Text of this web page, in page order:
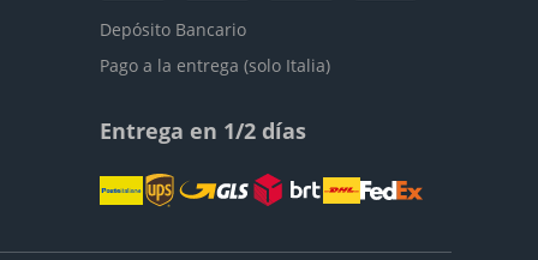
Depósito Bancario
Pago a la entrega (solo Italia)
Entrega en 1/2 días